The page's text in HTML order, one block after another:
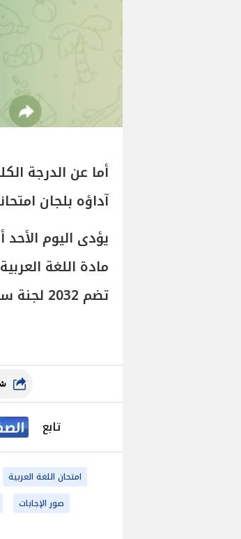
آداؤه بلجان امتحانات
تضم 2032 لجنة سير على مستوى الجمهورية.
تابع
امتحان اللغة العربية
صور الإجابات